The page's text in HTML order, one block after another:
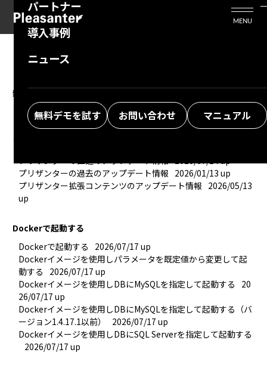
活用シーン
Enterprise Edition
パートナー
プリザンタービジネスを検討中の方
導入事例
ニュース
無料デモを試す お問い合わせ マニュアル
MENU
新機能サマリ
■ 便利なオススメ機能のご紹介 2024/10/31 up
アップデート情報
プリザンターの過去のアップデート情報 2026/01/13 up
プリザンター拡張コンテンツのアップデート情報 2026/05/13
up
Dockerで起動する
Dockerで起動する
2026/07/17 up
Dockerイメージを使用しパラメータを既定値から変更して起
動する
2026/07/17 up
Dockerイメージを使用しDBにMySQLを指定して起動する
20
26/07/17 up
Dockerイメージを使用しDBにMySQLを指定して起動する（バ
ージョン1.4.17.1以前）
2026/07/17 up
Dockerイメージを使用しDBにSQL Serverを指定して起動する
2026/07/17 up